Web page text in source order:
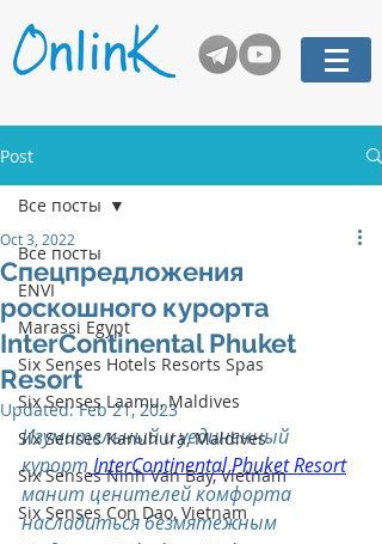
Post
Все посты
ENVI
Marassi Egypt
Six Senses Hotels Resorts Spas
Six Senses Laamu, Maldives
Six Senses Kanuhura, Maldives
Six Senses Ninh Van Bay, Vietnam
Six Senses Con Dao, Vietnam
Все посты
Спецпредложения
роскошного курорта
InterContinental Phuket
Resort
Oct 3, 2022
Updated:Feb 21, 2023
Изумительный и уединенный
курорт InterContinental Phuket Resort
манит ценителей комфорта
насладиться безмятежным